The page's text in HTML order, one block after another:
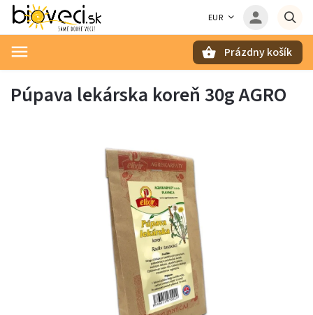
EUR
Prázdny košík
Púpava lekárska koreň 30g AGRO